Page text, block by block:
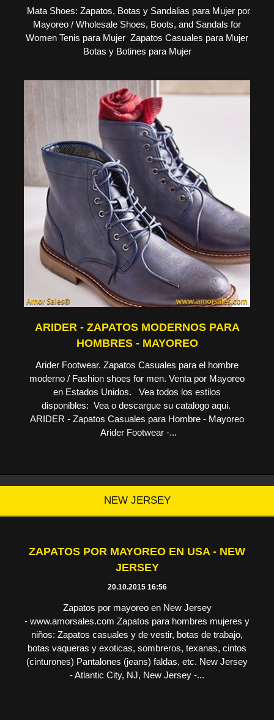
Mata Shoes: Zapatos, Botas y Sandalias para Mujer por
Mayoreo / Wholesale Shoes, Boots, and Sandals for
Women Tenis para Mujer Zapatos Casuales para Mujer
Botas y Botines para Mujer
ARIDER - ZAPATOS MODERNOS PARA
HOMBRES - MAYOREO
Arider Footwear. Zapatos Casuales para el hombre
moderno / Fashion shoes for men. Venta por Mayoreo
en Estados Unidos. Vea todos los estilos
disponibles: Vea o descargue su catalogo aqui.
ARIDER - Zapatos Casuales para Hombre - Mayoreo
Arider Footwear -...
NEW JERSEY
ZAPATOS POR MAYOREO EN USA - NEW
JERSEY
20.10.2015 16:56
Zapatos por mayoreo en New Jersey
- www.amorsales.com Zapatos para hombres mujeres y
niños: Zapatos casuales y de vestir, botas de trabajo,
botas vaqueras y exoticas, sombreros, texanas, cintos
(cinturones) Pantalones (jeans) faldas, etc. New Jersey
- Atlantic City, NJ, New Jersey -...